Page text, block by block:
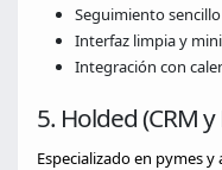
Seguimiento
Interfaz limpia y
Integración con
5. Holded (CRM
Especializado en pymes